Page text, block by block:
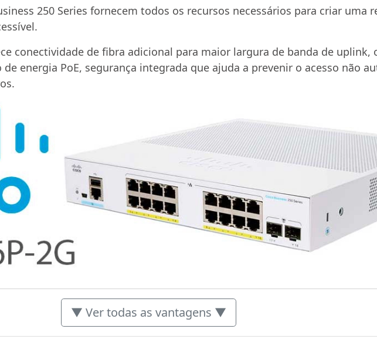
250 Series fornecem todos os recursos necessários para criar uma
conectividade de fibra adicional para maior largura de banda de uplink,
energia PoE, segurança integrada que ajuda a prevenir o acesso não
▼ Ver todas as vantagens ▼